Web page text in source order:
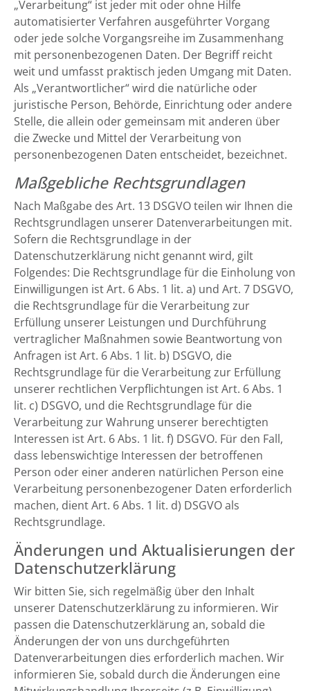
„Verarbeitung“ ist jeder mit oder ohne Hilfe
automatisierter Verfahren ausgeführter Vorgang
oder jede solche Vorgangsreihe im Zusammenhang
mit personenbezogenen Daten. Der Begriff reicht
weit und umfasst praktisch jeden Umgang mit Daten.
Als „Verantwortlicher“ wird die natürliche oder
juristische Person, Behörde, Einrichtung oder andere
Stelle, die allein oder gemeinsam mit anderen über
die Zwecke und Mittel der Verarbeitung von
personenbezogenen Daten entscheidet, bezeichnet.
Maßgebliche Rechtsgrundlagen
Nach Maßgabe des Art. 13 DSGVO teilen wir Ihnen die
Rechtsgrundlagen unserer Datenverarbeitungen mit.
Sofern die Rechtsgrundlage in der
Datenschutzerklärung nicht genannt wird, gilt
Folgendes: Die Rechtsgrundlage für die Einholung von
Einwilligungen ist Art. 6 Abs. 1 lit. a) und Art. 7 DSGVO,
die Rechtsgrundlage für die Verarbeitung zur
Erfüllung unserer Leistungen und Durchführung
vertraglicher Maßnahmen sowie Beantwortung von
Anfragen ist Art. 6 Abs. 1 lit. b) DSGVO, die
Rechtsgrundlage für die Verarbeitung zur Erfüllung
unserer rechtlichen Verpflichtungen ist Art. 6 Abs. 1
lit. c) DSGVO, und die Rechtsgrundlage für die
Verarbeitung zur Wahrung unserer berechtigten
Interessen ist Art. 6 Abs. 1 lit. f) DSGVO. Für den Fall,
dass lebenswichtige Interessen der betroffenen
Person oder einer anderen natürlichen Person eine
Verarbeitung personenbezogener Daten erforderlich
machen, dient Art. 6 Abs. 1 lit. d) DSGVO als
Rechtsgrundlage.
Änderungen und Aktualisierungen der
Datenschutzerklärung
Wir bitten Sie, sich regelmäßig über den Inhalt
unserer Datenschutzerklärung zu informieren. Wir
passen die Datenschutzerklärung an, sobald die
Änderungen der von uns durchgeführten
Datenverarbeitungen dies erforderlich machen. Wir
informieren Sie, sobald durch die Änderungen eine